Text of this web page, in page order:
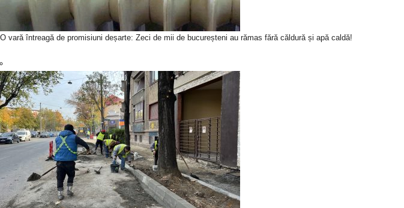
O vară întreagă de promisiuni deșarte: Zeci de mii de bucureșteni au rămas fără căldură și apă caldă!